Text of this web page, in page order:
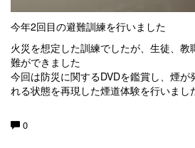
今年2回目の避難訓練を行いました
火災を想定した訓練でしたが、生徒、教
難ができました
今回は防災に関するDVDを鑑賞し、煙が
れる状態を再現した煙道体験を行いまし
0